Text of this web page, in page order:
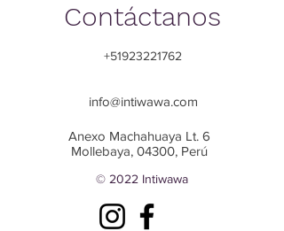
Material:
Están hechos con materiales 100%
lana) donados por Michell.
Instrucciones de cuidado:
Contáctanos
+51923221762
info@intiwawa.com
Anexo Machahuaya Lt. 6
Mollebaya, 04300, Perú
© 2022 Intiwawa